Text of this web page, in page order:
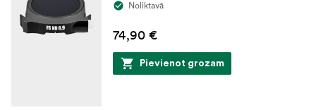
Komplektā ietilpst ērts pārnēsāšanas futrālis vieglai
transportēšanai
Noliktavā
74,90 €
Pievienot grozam